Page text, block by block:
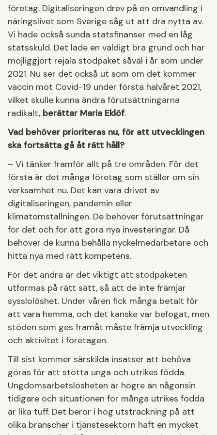
företag. Digitaliseringen drev på en omvandling i
näringslivet som Sverige såg ut att dra nytta av.
Vi hade också sunda statsfinanser med en låg
statsskuld. Det lade en väldigt bra grund och har
möjliggjort rejäla stödpaket såväl i år som under
2021. Nu ser det också ut som om det kommer
vaccin mot Covid-19 under första halvåret 2021,
vilket skulle kunna ändra förutsättningarna
radikalt, berättar Maria Eklöf.
Vad behöver prioriteras nu, för att utvecklingen
ska fortsätta gå åt rätt håll?
– Vi tänker framför allt på tre områden. För det
första är det många företag som ställer om sin
verksamhet nu. Det kan vara drivet av
digitaliseringen, pandemin eller
klimatomställningen. De behöver förutsättningar
för det och för att göra nya investeringar. Då
behöver de kunna behålla nyckelmedarbetare och
hitta nya med rätt kompetens.
För det andra är det viktigt att stödpaketen
utformas på rätt sätt, så att de inte främjar
sysslolöshet. Under våren fick många betalt för
att vara hemma, och det kanske var befogat, men
stöden som ges framåt måste främja utveckling
och aktivitet i företagen.
Till sist kommer särskilda insatser att behöva
göras för att stötta unga och utrikes födda.
Ungdomsarbetslösheten är högre än någonsin
tidigare och situationen för många utrikes födda
är lika tuff. Det beror i hög utsträckning på att
olika branscher i tjänstesektorn haft en mycket